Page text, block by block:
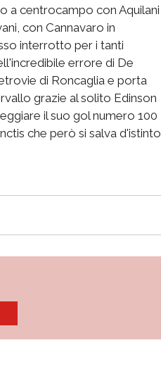
a centrocampo con Aquilani
con Cannavaro in
interrotto per i tanti
errore di De
di Roncaglia e porta
grazie al solito Edinson
il suo gol numero 100
che però si salva d'istinto